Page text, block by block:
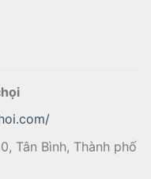
Tân Bình, Thành phố